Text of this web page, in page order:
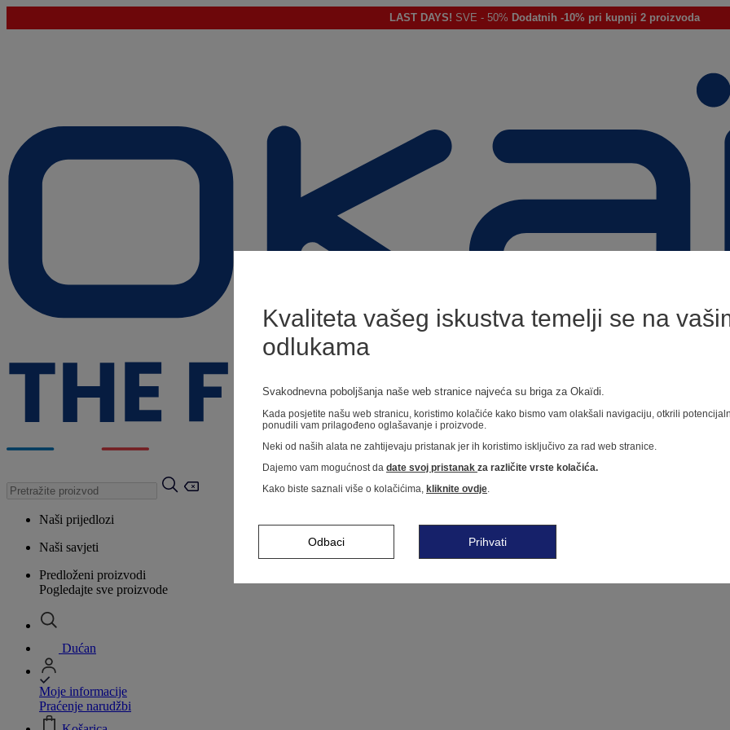
LAST DAYS! SVE - 50% Dodatnih -10% pri kupnji 2 proizvoda
Naši prijedlozi
Naši savjeti
Predloženi proizvodi
Pogledajte sve proizvode
Dućan
Moje informacije
Praćenje narudžbi
Kvaliteta vašeg iskustva temelji se na
odlukama
Svakodnevna poboljšanja naše web stranice najveća su briga za Okaïdi.
Kada posjetite našu web stranicu, koristimo kolačiće kako bismo vam olakšali navigaciju, otkrili
ponudili vam prilagođeno oglašavanje i proizvode.
Neki od naših alata ne zahtijevaju pristanak jer ih koristimo isključivo za rad web stranice.
Dajemo vam mogućnost da date svoj pristanak za različite vrste kolačića.
Kako biste saznali više o kolačićima, kliknite ovdje.
Odbaci Prihvati